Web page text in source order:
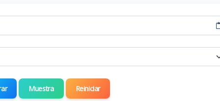
Muestra Reiniciar